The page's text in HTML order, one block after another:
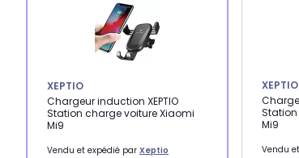
XEPTIO
Chargeur induction XEPTIO
Station charge voiture Xiaomi
Mi9
Vendu et expédié par Xeptio
XEPTIO
Mi9
Vendu